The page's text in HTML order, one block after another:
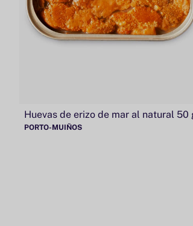
Huevas de erizo de mar al natural 50
PORTO-MUIÑOS